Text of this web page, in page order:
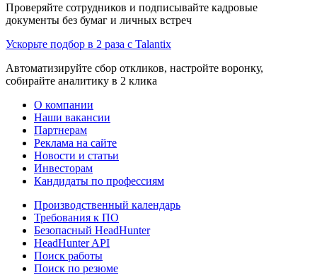
Проверяйте сотрудников и подписывайте кадровые
документы без бумаг и личных встреч
Ускорьте подбор в 2 раза с Talantix
Автоматизируйте сбор откликов, настройте воронку,
собирайте аналитику в 2 клика
О компании
Наши вакансии
Партнерам
Реклама на сайте
Новости и статьи
Инвесторам
Кандидаты по профессиям
Производственный календарь
Требования к ПО
Безопасный HeadHunter
HeadHunter API
Поиск работы
Поиск по резюме